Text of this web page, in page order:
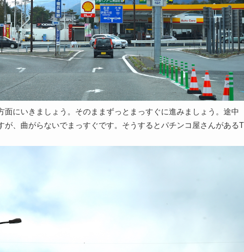
にいきましょう。そのままずっとまっすぐに進みましょう。途中
、曲がらないでまっすぐです。そうするとパチンコ屋さんがあるT